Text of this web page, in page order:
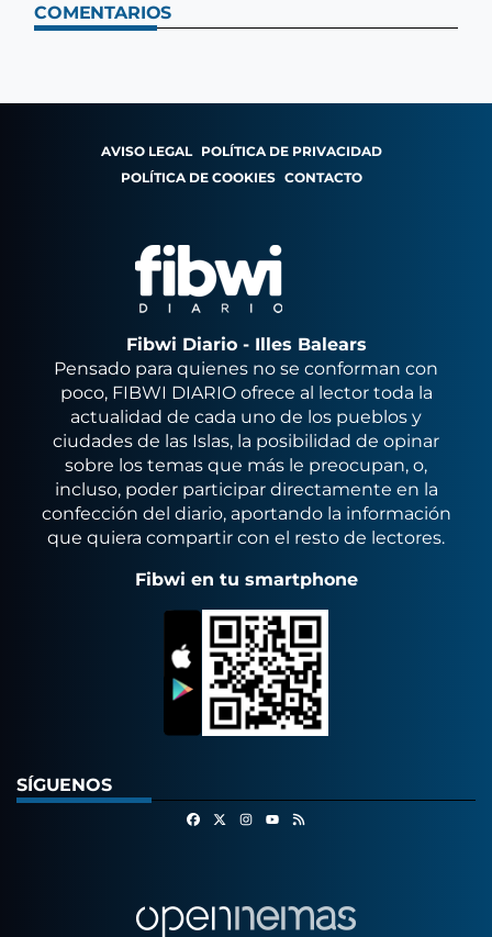
COMENTARIOS
AVISO LEGAL POLÍTICA DE PRIVACIDAD
POLÍTICA DE COOKIES CONTACTO
Fibwi Diario - Illes Balears
Pensado para quienes no se conforman con
poco, FIBWI DIARIO ofrece al lector toda la
actualidad de cada uno de los pueblos y
ciudades de las Islas, la posibilidad de opinar
sobre los temas que más le preocupan, o,
incluso, poder participar directamente en la
confección del diario, aportando la información
que quiera compartir con el resto de lectores.
Fibwi en tu smartphone
SÍGUENOS
FacebookInstagram